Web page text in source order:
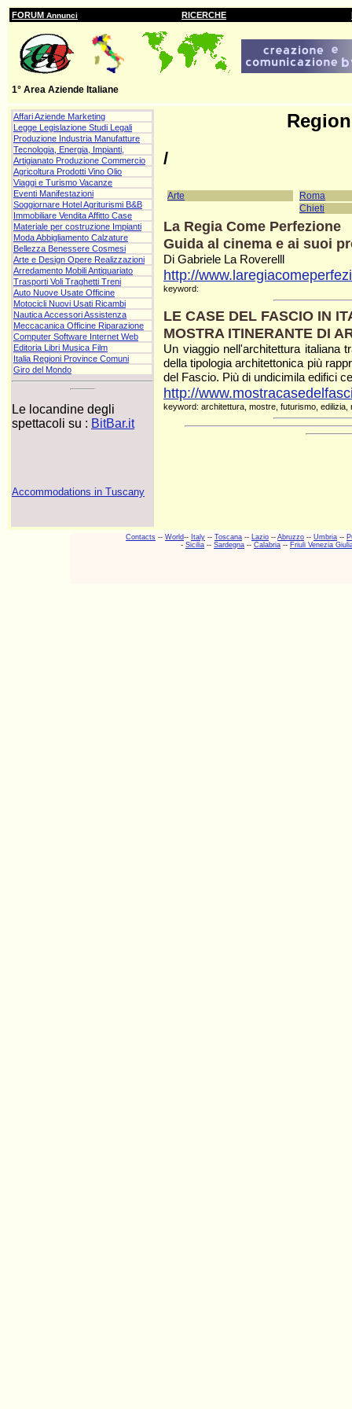
FORUM Annunci RICERCHE
1° Area Aziende Italiane
Affari Aziende Marketing
Legge Legislazione Studi Legali
Produzione Industria Manufatture
Tecnologia, Energia, Impianti,
Artigianato Produzione Commercio
Agricoltura Prodotti Vino Olio
Viaggi e Turismo Vacanze
Eventi Manifestazioni
Soggiornare Hotel Agriturismi B&B
Immobiliare Vendita Affitto Case
Materiale per costruzione Impianti
Moda Abbigliamento Calzature
Bellezza Benessere Cosmesi
Arte e Design Opere Realizzazioni
Arredamento Mobili Antiquariato
Trasporti Voli Traghetti Treni
Auto Nuove Usate Officine
Motocicli Nuovi Usati Ricambi
Nautica Accessori Assistenza
Meccacanica Officine Riparazione
Computer Software Internet Web
Editoria Libri Musica Film
Italia Regioni Province Comuni
Giro del Mondo
Le locandine degli
spettacoli su : BitBar.it
Accommodations in Tuscany
/
Arte
Roma
Chieti
La Regia Come Perfezione
Guida al cinema e ai suoi
Di Gabriele La Roverelll
http://
keyword:
LE CASE DEL FASCIO IN
MOSTRA ITINERANTE DI
Un viaggio nell'architettura italiana
della tipologia architettonica più
del Fascio. Più di undicimila edifici
http://
keyword: architettura, mostre, futurismo,
Contacts -- World-- Italy -- Toscana -- Lazio -- Abruzzo -- Umbria --
- Sicilia -- Sardegna -- Calabria -- Friuli Venezia